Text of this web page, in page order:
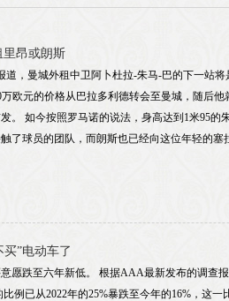
里昂或朗斯
道，曼城外租中卫阿卜杜拉-朱马-巴的下一站
欧元的价格从巴拉多利德转会至曼城，随后
。 如今按照罗马诺的说法，身高达到1米95的
了球员的团队，而朗斯也已经向这位年轻的塞
”电动车了
愿跌至六年新低。 根据AAA最新发布的调查
例已从2022年的25%暴跌至今年的16%，这